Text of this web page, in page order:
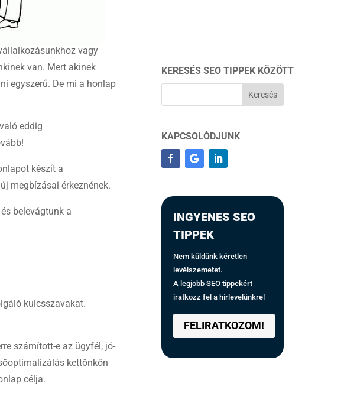
vagy
van. Mert akinek
egyszerű. De mi a honlap
eddig
készít a
megbízásai érkeznének.
belevágtunk a
kulcsszavakat.
számított-e az ügyfél, jó-
kettőnkön
célja.
KERESÉS SEO TIPPEK KÖZÖTT
KAPCSOLÓDJUNK
INGYENES SEO
TIPPEK
Nem küldünk kéretlen
levélszemetet.
A legjobb SEO tippekért
iratkozz fel a hírlevelünkre!
FELIRATKOZOM!